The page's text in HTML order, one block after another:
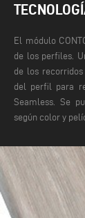
El módulo
de los perfiles.
de los
del perfil para
Seamless. Se
según color y